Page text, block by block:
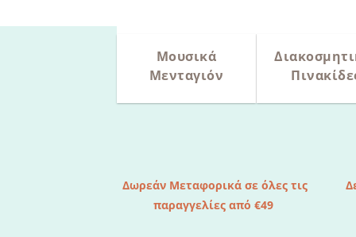
Μουσικά
Μενταγιόν
Δωρεάν Μεταφορικά σε όλες τις
παραγγελίες από €49